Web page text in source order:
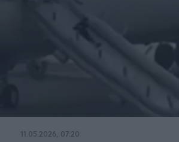
11.05.2026, 07:20